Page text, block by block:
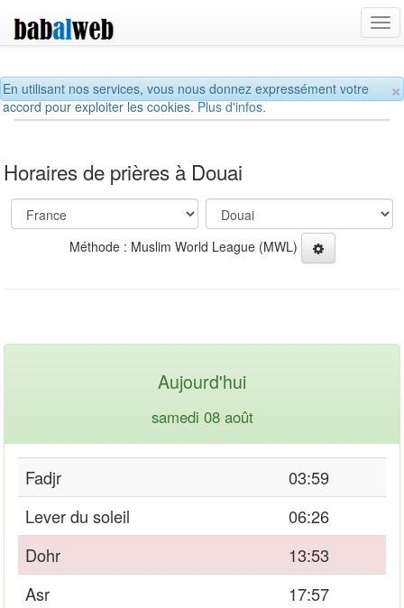
×
En utilisant nos services, vous nous donnez expressément votre
accord pour exploiter les cookies.Plus d'infos.
Horaires de prières à Douai
Méthode : Muslim World League (MWL)
Aujourd'hui
samedi 08 août
Fadjr
03:59
Lever du soleil
06:26
Dohr
13:53
Asr
17:57